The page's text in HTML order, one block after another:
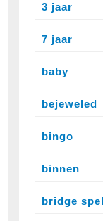
3 jaar
7 jaar
baby
bejeweled
bingo
binnen
bridge